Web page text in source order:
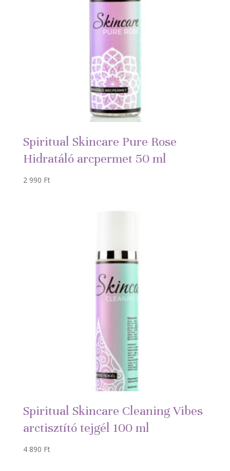
Spiritual Skincare Pure Rose
Hidratáló arcpermet 50 ml
2 990 Ft
Spiritual Skincare Cleaning Vibes
arctisztító tejgél 100 ml
4 890 Ft